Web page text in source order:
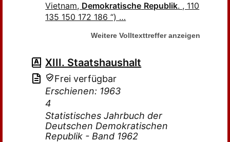
Vietnam, Demokratische Republik. , 110
135 150 172 186 “) …
Weitere Volltexttreffer anzeigen
XIII. Staatshaushalt
Frei verfügbar
Erschienen: 1963
4
Statistisches Jahrbuch der
Deutschen Demokratischen
Republik - Band 1962